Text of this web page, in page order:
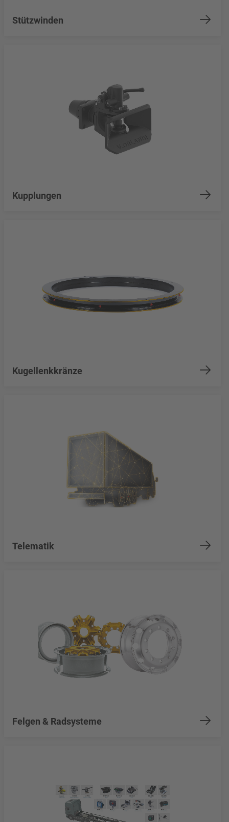
Stützwinden
Kupplungen
Kugellenkkränze
Telematik
Felgen & Radsysteme